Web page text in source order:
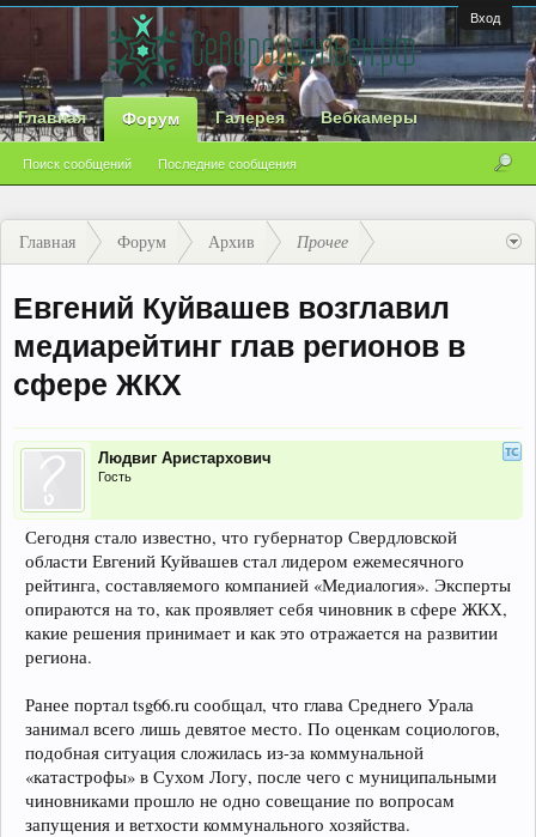
Вход
Главная Форум
Поиск сообщений Последние сообщения
Галерея Вебкамеры
Главная Форум Архив Прочее
Евгений Куйвашев возглавил
медиарейтинг глав регионов в
сфере ЖКХ
Людвиг Аристархович
Гость
Сегодня стало известно, что губернатор Свердловской
области Евгений Куйвашев стал лидером ежемесячного
рейтинга, составляемого компанией «Медиалогия». Эксперты
опираются на то, как проявляет себя чиновник в сфере ЖКХ,
какие решения принимает и как это отражается на развитии
региона.
Ранее портал tsg66.ru сообщал, что глава Среднего Урала
занимал всего лишь девятое место. По оценкам социологов,
подобная ситуация сложилась из-за коммунальной
«катастрофы» в Сухом Логу, после чего с муниципальными
чиновниками прошло не одно совещание по вопросам
запущения и ветхости коммунального хозяйства.